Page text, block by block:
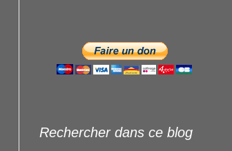
Rechercher dans ce blog